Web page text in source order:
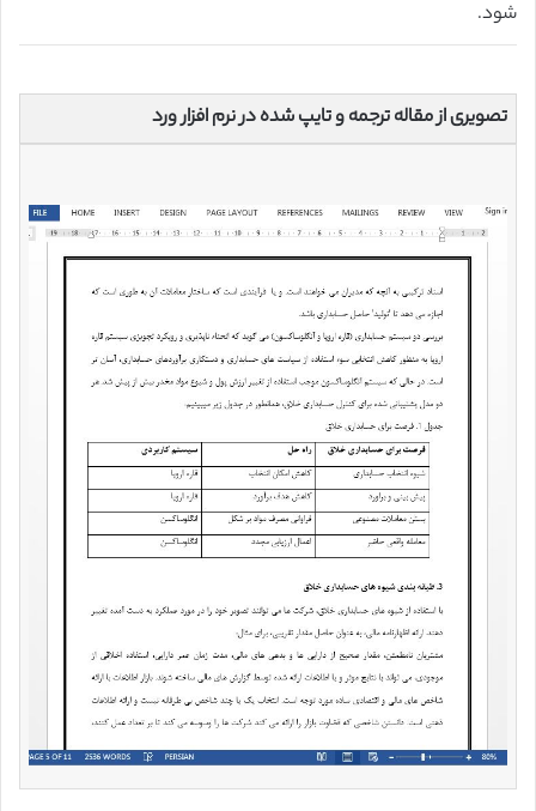
شود.
تصویری از مقاله ترجمه و تایپ شده در نرم افزار ورد